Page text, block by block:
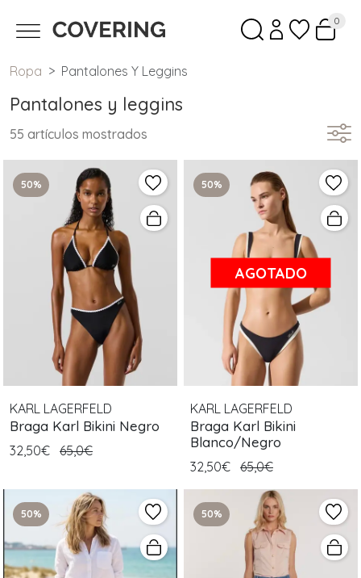
0
Ropa Pantalones Y Leggins
Pantalones y leggins
55 artículos mostrados
50%
KARL LAGERFELD
Braga Karl Bikini Negro
32,50€ 65,0€
50%
AGOTADO
KARL LAGERFELD
Braga Karl Bikini
Blanco/Negro
32,50€ 65,0€
50% 50%